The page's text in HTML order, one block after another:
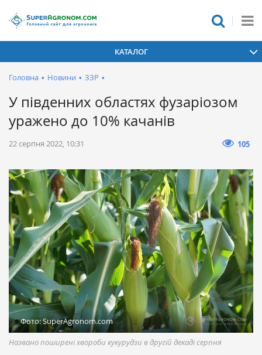
КАТАЛОГ
Головна • Новини • ЗЗР •
У південних областях фузаріозом
уражено до 10% качанів
22 серпня 2022, 10:31 105
Фото: SuperAgronom.com
Названо поширені хвороби кукурудзи в другій декаді серпня